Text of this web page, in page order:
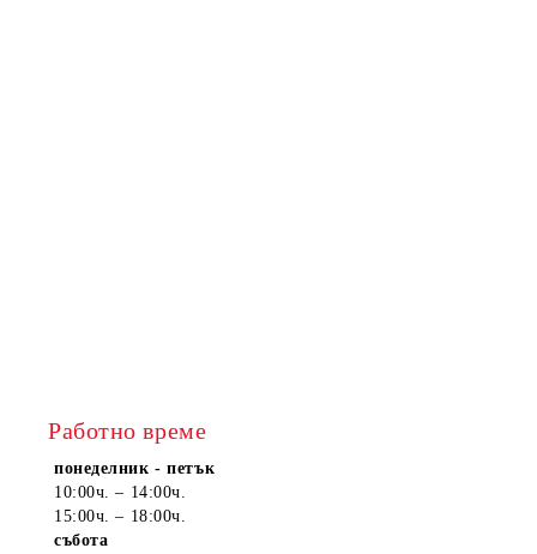
Работно време
понеделник - петък
10:00ч. – 14:00ч.
15:00ч. – 18:00ч.
събота